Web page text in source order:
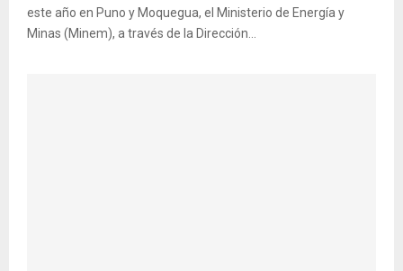
este año en Puno y Moquegua, el Ministerio de Energía y
Minas (Minem), a través de la Dirección...